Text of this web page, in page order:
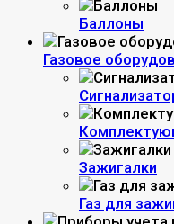
Баллоны
Газовое
Зажигалки
Газ для